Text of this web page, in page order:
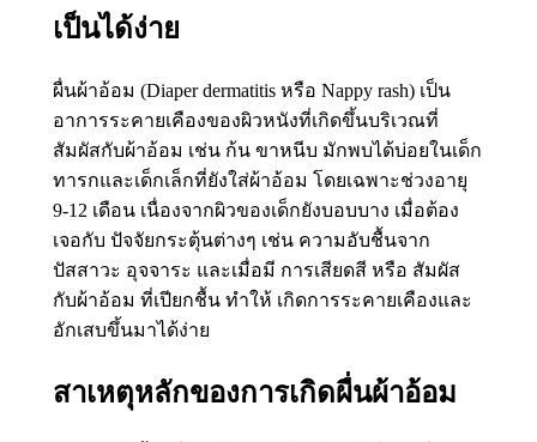
เป็นได้ง่าย
ผื่นผ้าอ้อม (Diaper dermatitis หรือ Nappy rash) เป็น
อาการระคายเคืองของผิวหนังที่เกิดขึ้นบริเวณที่
สัมผัสกับผ้าอ้อม เช่น ก้น ขาหนีบ มักพบได้บ่อยในเด็ก
ทารกและเด็กเล็กที่ยังใส่ผ้าอ้อม โดยเฉพาะช่วงอายุ
9-12 เดือน เนื่องจากผิวของเด็กยังบอบบาง เมื่อต้อง
เจอกับ ปัจจัยกระตุ้นต่างๆ เช่น ความอับชื้นจาก
ปัสสาวะ อุจจาระ และเมื่อมี การเสียดสี หรือ สัมผัส
กับผ้าอ้อม ที่เปียกชื้น ทำให้ เกิดการระคายเคืองและ
อักเสบขึ้นมาได้ง่าย
สาเหตุหลักของการเกิดผื่นผ้าอ้อม